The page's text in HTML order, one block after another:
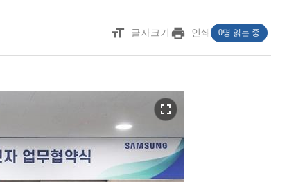
format_size 글자크기 print 인쇄 0명 읽는 중
fullscreen